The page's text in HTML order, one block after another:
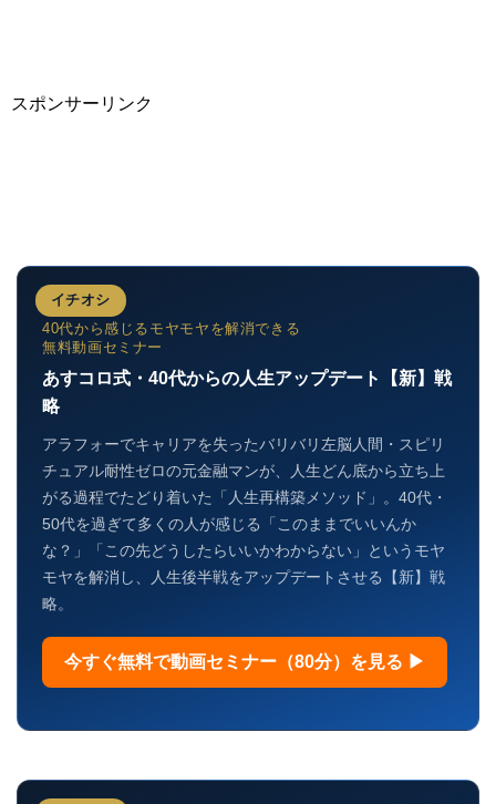
スポンサーリンク
イチオシ
40代から感じるモヤモヤを解消できる
無料動画セミナー
あすコロ式・40代からの人生アップデート【新】戦
略
アラフォーでキャリアを失ったバリバリ左脳人間・スピリ
チュアル耐性ゼロの元金融マンが、人生どん底から立ち上
がる過程でたどり着いた「人生再構築メソッド」。40代・
50代を過ぎて多くの人が感じる「このままでいいんか
な？」「この先どうしたらいいかわからない」というモヤ
モヤを解消し、人生後半戦をアップデートさせる【新】戦
略。
今すぐ無料で動画セミナー（80分）を見る ▶